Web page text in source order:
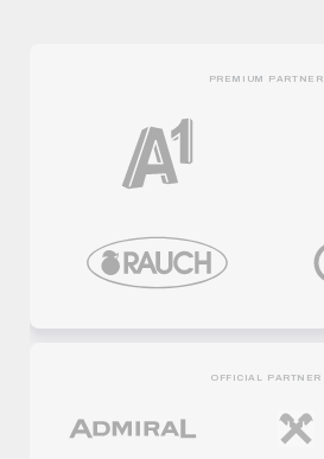
PREMIUM PARTNER
OFFICIAL PARTNER